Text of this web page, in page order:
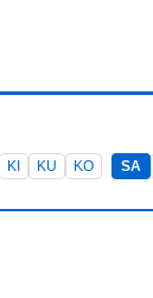
KI KU KO SA